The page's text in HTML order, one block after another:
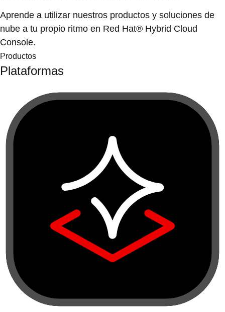
Aprende a utilizar nuestros productos y soluciones de
nube a tu propio ritmo en Red Hat® Hybrid Cloud
Console.
Productos
Plataformas